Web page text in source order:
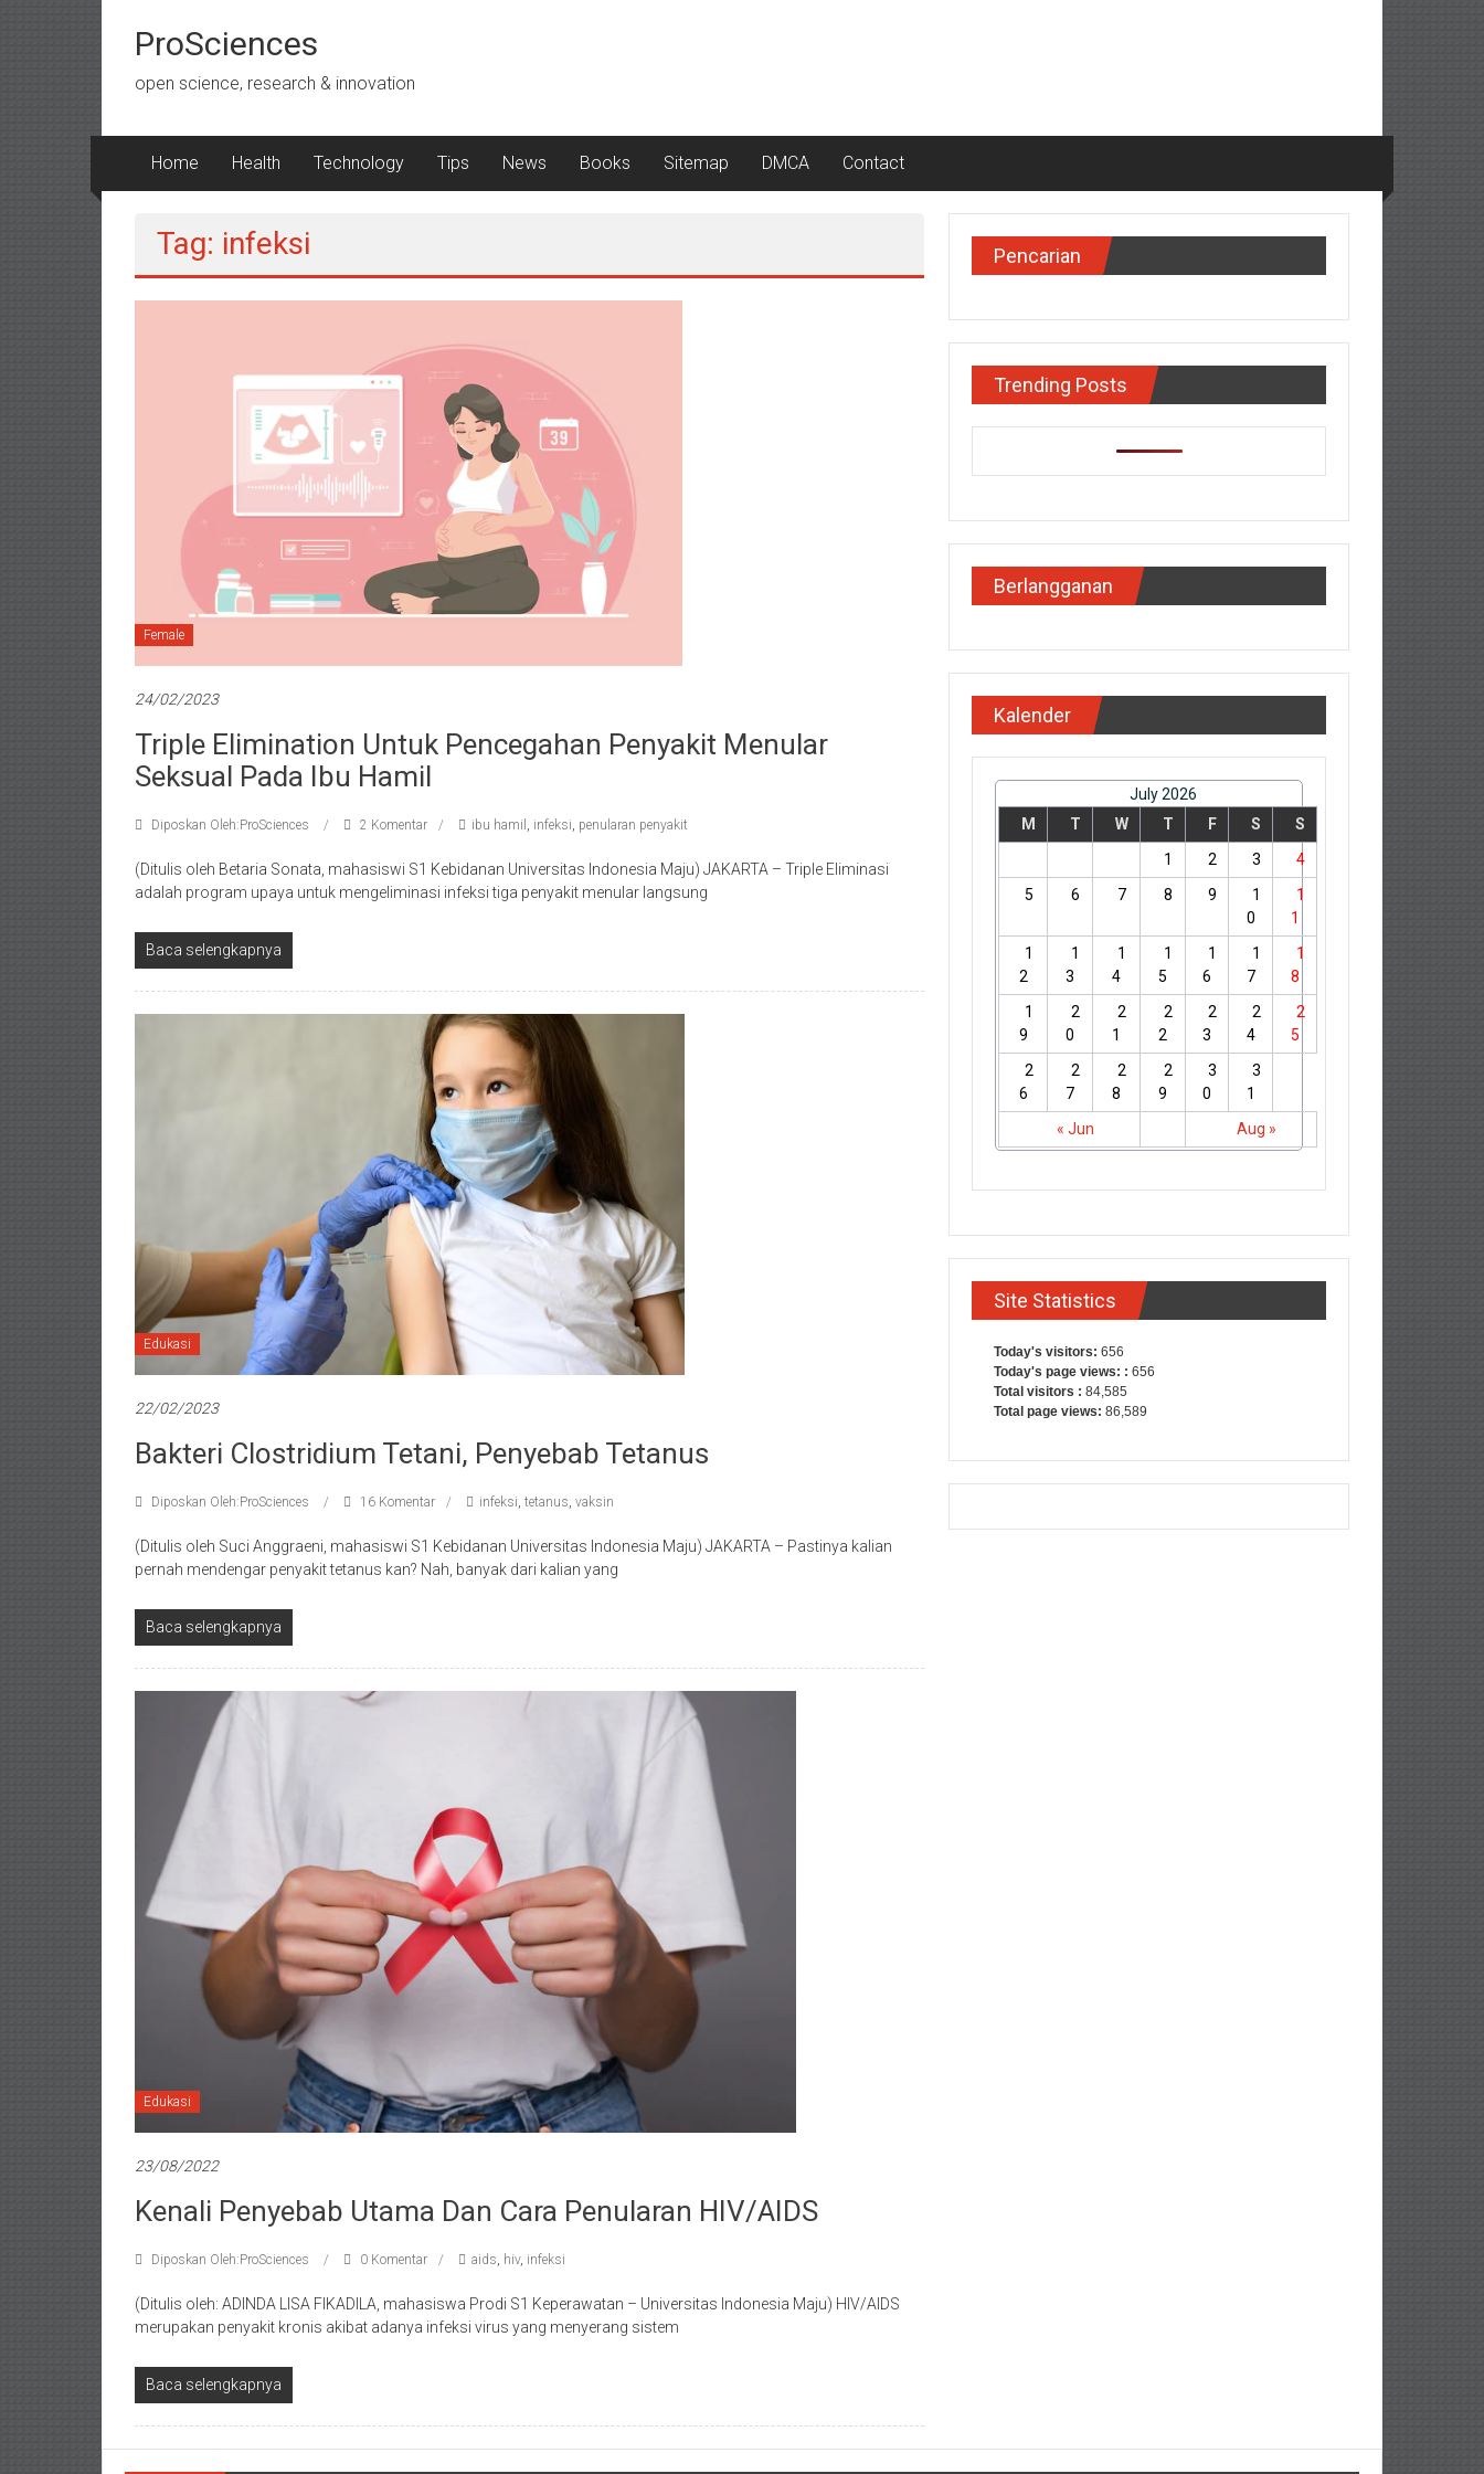
kontenProSciences
open science, research & innovation
Home Health Technology Tips News Books Sitemap DMCA Contact
Tag: infeksi
Female
24/02/2023
Triple Elimination Untuk Pencegahan Penyakit Menular
Seksual Pada Ibu Hamil
Diposkan Oleh:ProSciences 2 Komentar ibu hamil , infeksi, penularan penyakit
(Ditulis oleh Betaria Sonata, mahasiswi S1 Kebidanan Universitas Indonesia Maju) JAKARTA – Triple Eliminasi
adalah program upaya untuk mengeliminasi infeksi tiga penyakit menular langsung
Baca selengkapnya
Edukasi
22/02/2023
Bakteri Clostridium Tetani, Penyebab Tetanus
Diposkan Oleh:ProSciences 16 Komentar infeksi, tetanus, vaksin
(Ditulis oleh Suci Anggraeni, mahasiswi S1 Kebidanan Universitas Indonesia Maju) JAKARTA – Pastinya kalian
pernah mendengar penyakit tetanus kan? Nah, banyak dari kalian yang
Baca selengkapnya
Edukasi
23/08/2022
Kenali Penyebab Utama Dan Cara Penularan HIV/AIDS
Diposkan Oleh:ProSciences 0 Komentar aids, hiv, infeksi
(Ditulis oleh: ADINDA LISA FIKADILA, mahasiswa Prodi S1 Keperawatan – Universitas Indonesia Maju) HIV/AIDS
merupakan penyakit kronis akibat adanya infeksi virus yang menyerang sistem
Baca selengkapnya
Pencarian
Trending Posts
Berlangganan
Kalender
July 2026
M
T W T F S S
« Jun Aug »
1 2 3
4
5
6 7 8 9
1
0
1
1
1
2
1
3
1
4
1
5
1
6
1
7
1
8
1
9
2
0
2
1
2
2
2
3
2
4
2
5
2
6
2
7
2
8
2
9
3
0
3
1
Site Statistics
Today's visitors: 656
Today's page views: : 656
Total visitors : 84,585
Total page views: 86,589